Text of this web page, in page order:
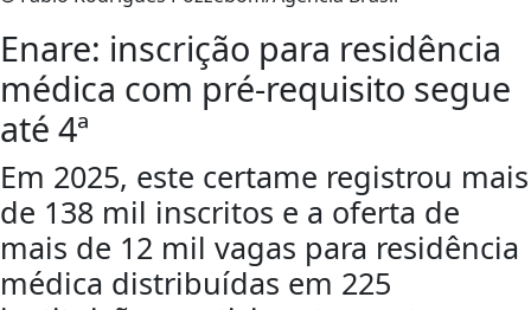
Enare: inscrição para residência
médica com pré-requisito segue
até 4ª
Em 2025, este certame registrou mais
de 138 mil inscritos e a oferta de
mais de 12 mil vagas para residência
médica distribuídas em 225